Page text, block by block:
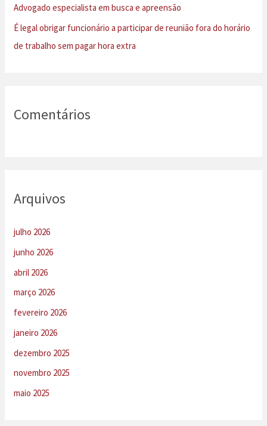
o
r
:
Advogado especialista em busca e apreensão
É legal obrigar funcionário a participar de reunião fora do horário
de trabalho sem pagar hora extra
Comentários
Arquivos
julho 2026
junho 2026
abril 2026
março 2026
fevereiro 2026
janeiro 2026
dezembro 2025
novembro 2025
maio 2025